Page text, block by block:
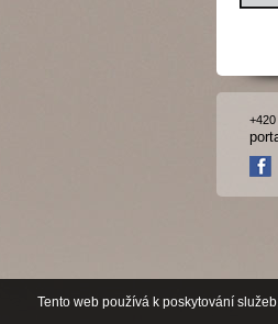
+420
Tento web používá k poskytování